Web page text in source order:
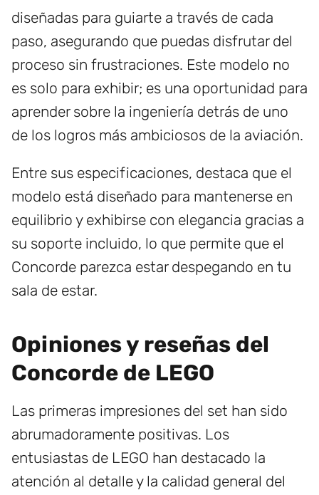
diseñadas para guiarte a través de cada
paso, asegurando que puedas disfrutar del
proceso sin frustraciones. Este modelo no
es solo para exhibir; es una oportunidad para
aprender sobre la ingeniería detrás de uno
de los logros más ambiciosos de la aviación.
Entre sus especificaciones, destaca que el
modelo está diseñado para mantenerse en
equilibrio y exhibirse con elegancia gracias a
su soporte incluido, lo que permite que el
Concorde parezca estar despegando en tu
sala de estar.
Opiniones y reseñas del
Concorde de LEGO
Las primeras impresiones del set han sido
abrumadoramente positivas. Los
entusiastas de LEGO han destacado la
atención al detalle y la calidad general del